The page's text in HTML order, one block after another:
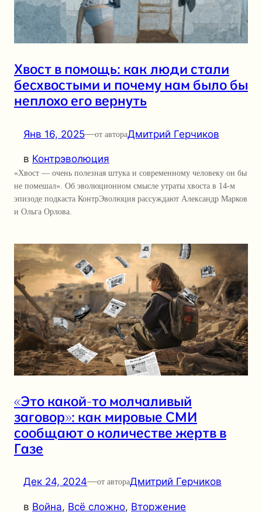
Хвост в помощь: как люди стали
бесхвостыми и почему нам было бы
неплохо его вернуть
Янв 16, 2025—от автораДмитрий Герчиков
в Контрэволюция
«Хвост — очень полезная штука и современному человеку он бы
не помешал». Об эволюционном смысле утраты хвоста в 14-м
эпизоде подкаста КонтрЭволюция рассуждают Александр Марков
и Ольга Орлова.
«Это какой-то молчаливый
заговор»: как мировые СМИ
сообщают о количестве жертв в
Газе
Дек 24, 2024—от автораДмитрий Герчиков
в Война, Всё сложно, Вторжение